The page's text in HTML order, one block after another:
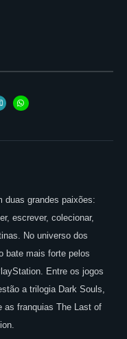
duas grandes paixões:
escrever, colecionar,
No universo dos
bate mais forte pelos
Entre os jogos
a trilogia Dark Souls,
as franquias The Last of